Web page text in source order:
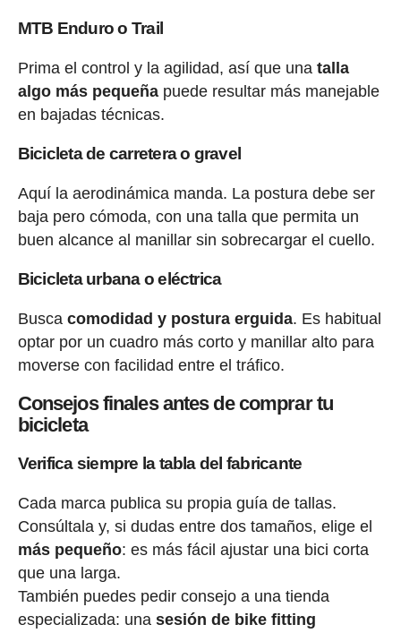
MTB Enduro o Trail
Prima el control y la agilidad, así que una talla
algo más pequeñapuede resultar más manejable
en bajadas técnicas.
Bicicleta de carretera o gravel
Aquí la aerodinámica manda. La postura debe ser
baja pero cómoda, con una talla que permita un
buen alcance al manillar sin sobrecargar el cuello.
Bicicleta urbana o eléctrica
Busca comodidad y postura erguida. Es habitual
optar por un cuadro más corto y manillar alto para
moverse con facilidad entre el tráfico.
Consejos finales antes de comprar tu
bicicleta
Verifica siempre la tabla del fabricante
Cada marca publica su propia guía de tallas.
Consúltala y, si dudas entre dos tamaños, elige el
más pequeño: es más fácil ajustar una bici corta
que una larga.
También puedes pedir consejo a una tienda
especializada: una sesión de bike fitting